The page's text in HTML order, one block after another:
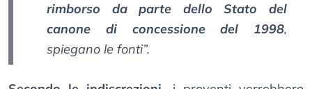
rimborso da parte dello Stato del
canone di concessione del 1998,
spiegano le fonti”.